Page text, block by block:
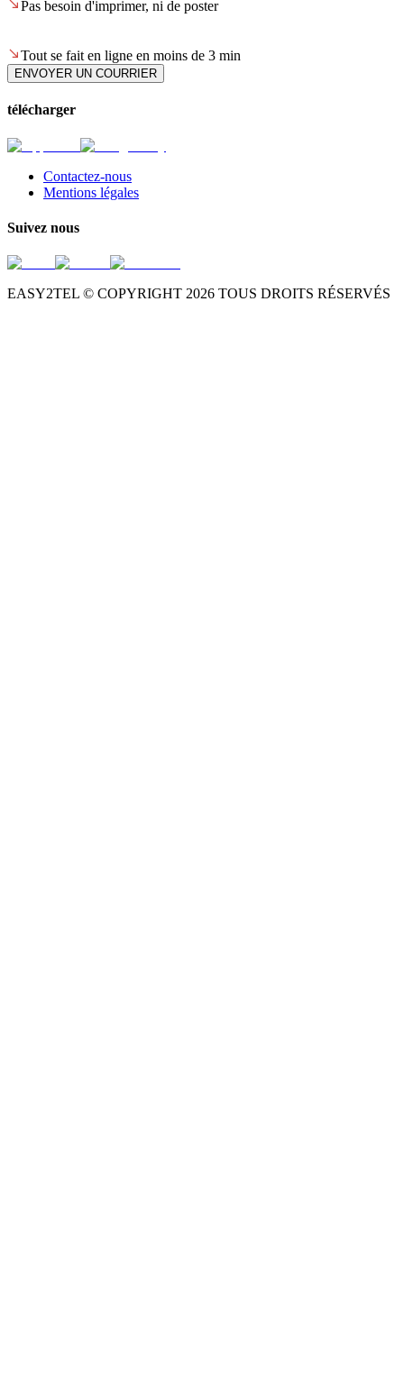
Pas besoin d'imprimer, ni de poster
Tout se fait en ligne en moins de 3 min
ENVOYER UN COURRIER
télécharger
Contactez-nous
Mentions légales
Suivez nous
EASY2TEL © COPYRIGHT 2026 TOUS DROITS RÉSERVÉS